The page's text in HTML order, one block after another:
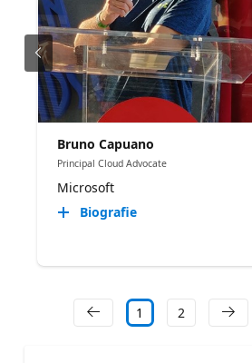
Bruno Capuano
Principal Cloud Advocate
Microsoft
Biografie
1 2